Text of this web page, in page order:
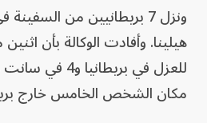
هيلينا. وأفادت الوكالة بأن
للعزل في
مكان الشخص الخامس خارج